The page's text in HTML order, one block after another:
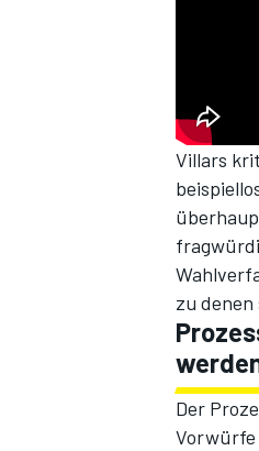
Villars
zu
Der
Vorwürfe